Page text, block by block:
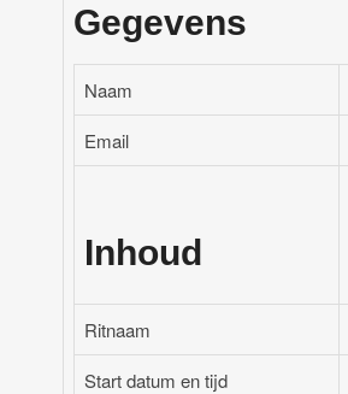
Gegevens
Naam
Email
Inhoud
Ritnaam
Start datum en tijd